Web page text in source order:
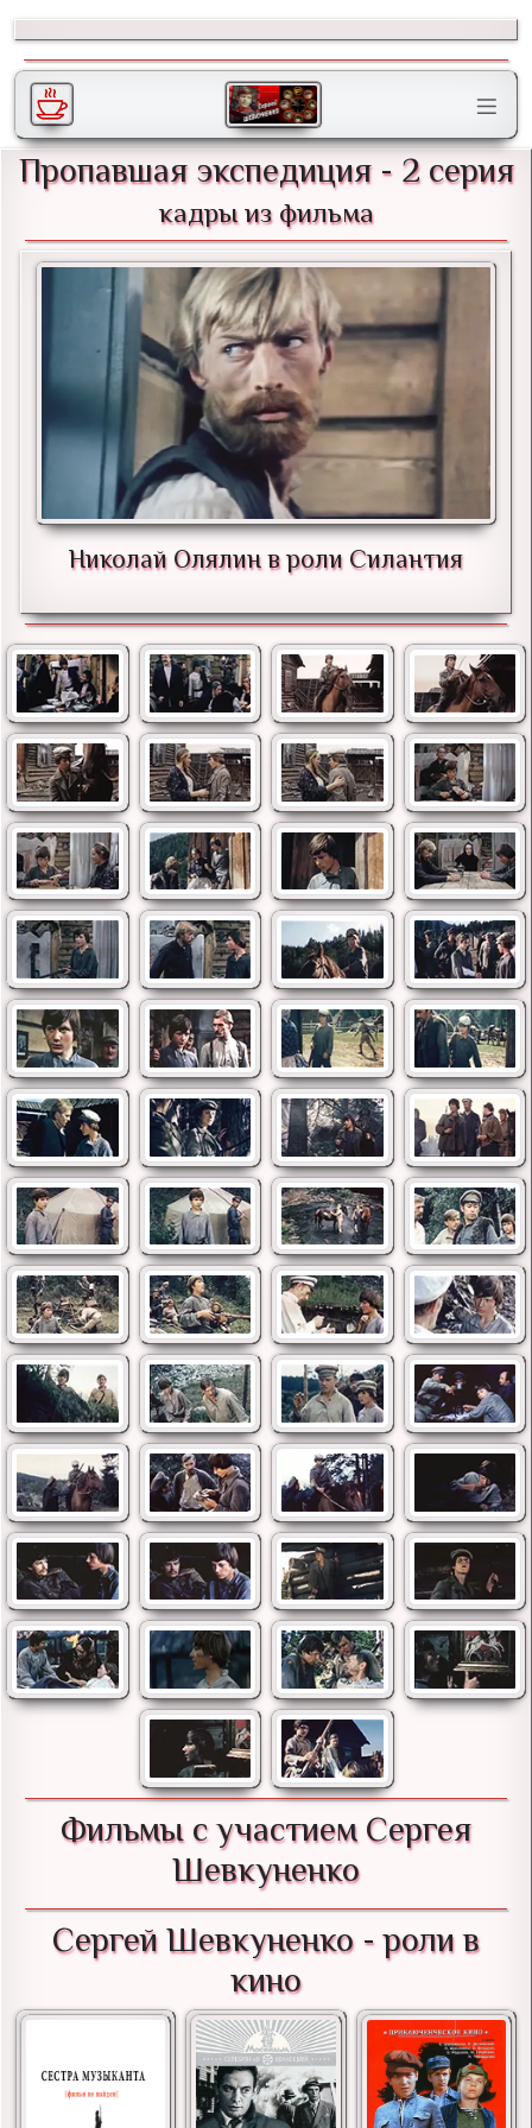
Пропавшая экспедиция - 2 серия
кадры из фильма
Николай Олялин в роли Силантия
Фильмы с участием Сергея
Шевкуненко
Сергей Шевкуненко - роли в
кино